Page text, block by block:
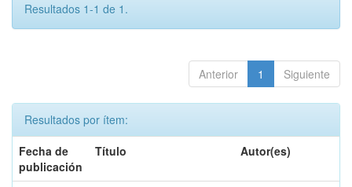
Resultados 1-1 de 1.
Anterior 1 Siguiente
Resultados por ítem:
Fecha de
publicación
Título Autor(es)